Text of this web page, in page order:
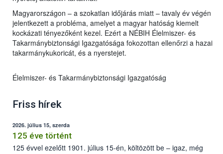
Magyarországon – a szokatlan időjárás miatt – tavaly év végén
jelentkezett a probléma, amelyet a magyar hatóság kiemelt
kockázati tényezőként kezel. Ezért a NÉBIH Élelmiszer- és
Takarmánybiztonsági Igazgatósága fokozottan ellenőrzi a hazai
takarmánykukoricát, és a nyerstejet.
Élelmiszer- és Takarmánybiztonsági Igazgatóság
Friss hírek
2026. július 15, szerda
125 éve történt
125 évvel ezelőtt 1901. július 15-én, költözött be – igaz, még